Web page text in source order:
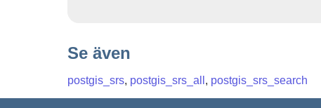
Se även
postgis_srs, postgis_srs_all , postgis_srs_search